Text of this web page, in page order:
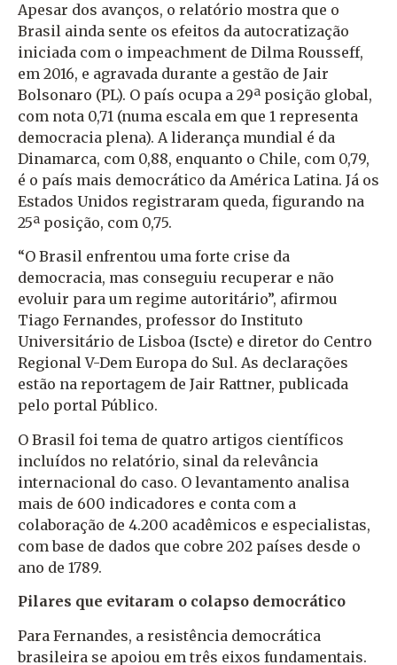
Apesar dos avanços, o relatório mostra que o
Brasil ainda sente os efeitos da autocratização
iniciada com o impeachment de Dilma Rousseff,
em 2016, e agravada durante a gestão de Jair
Bolsonaro (PL). O país ocupa a 29ª posição global,
com nota 0,71 (numa escala em que 1 representa
democracia plena). A liderança mundial é da
Dinamarca, com 0,88, enquanto o Chile, com 0,79,
é o país mais democrático da América Latina. Já os
Estados Unidos registraram queda, figurando na
25ª posição, com 0,75.
“O Brasil enfrentou uma forte crise da
democracia, mas conseguiu recuperar e não
evoluir para um regime autoritário”, afirmou
Tiago Fernandes, professor do Instituto
Universitário de Lisboa (Iscte) e diretor do Centro
Regional V-Dem Europa do Sul. As declarações
estão na reportagem de Jair Rattner, publicada
pelo portal Público.
O Brasil foi tema de quatro artigos científicos
incluídos no relatório, sinal da relevância
internacional do caso. O levantamento analisa
mais de 600 indicadores e conta com a
colaboração de 4.200 acadêmicos e especialistas,
com base de dados que cobre 202 países desde o
ano de 1789.
Pilares que evitaram o colapso democrático
Para Fernandes, a resistência democrática
brasileira se apoiou em três eixos fundamentais.